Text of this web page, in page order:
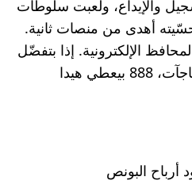
والإيداع، ولعبت سلوطات
أهدى من منصات ثانية.
الإلكترونية. إذا بتفضّل
موقع واضح وبسيط بدون مفاجآت، 888 بيعطي هيدا
أرباح البونص